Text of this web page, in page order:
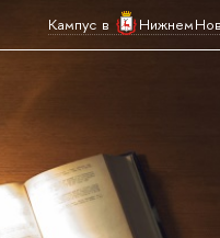
Кампус в Нижнем